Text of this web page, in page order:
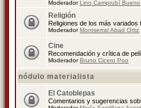
ModeradorLino Camprubí Bueno
Religión
Religiones de los más
ModeradorMontserrat Abad Ortiz
Cine
Recomendación y crítica de
ModeradorBruno Cicero Poo
nódulo materialista
El Catoblepas
Comentarios y sugerencias